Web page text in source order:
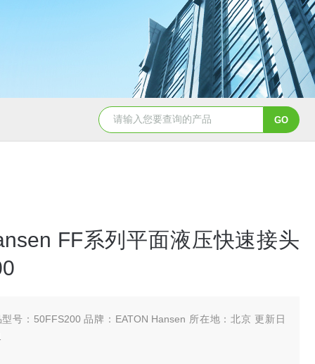
5347信德迈代理Parker 45度绝缘防水接头 5353信
FF系列平面液压快速接头
型号：50FFS200 品牌：EATON Hansen 所在地：北京 更新日